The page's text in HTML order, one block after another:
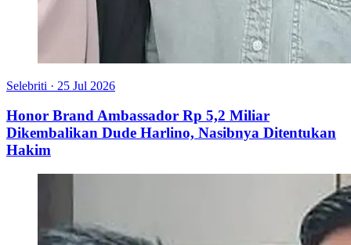
Selebriti · 25 Jul 2026
Honor Brand Ambassador Rp 5,2 Miliar
Dikembalikan Dude Harlino, Nasibnya Ditentukan
Hakim